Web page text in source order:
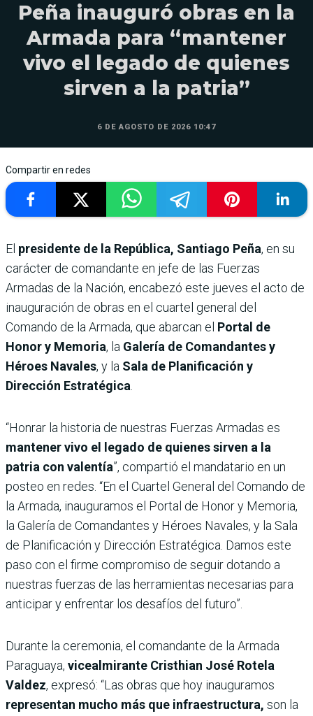
Peña inauguró obras en la
Armada para “mantener
vivo el legado de quienes
sirven a la patria”
6 DE AGOSTO DE 2026 10:47
Compartir en redes
El presidente de la República, Santiago Peña, en su
carácter de comandante en jefe de las Fuerzas
Armadas de la Nación, encabezó este jueves el acto de
inauguración de obras en el cuartel general del
Comando de la Armada, que abarcan el Portal de
Honor y Memoria, la Galería de Comandantes y
Héroes Navales, y la Sala de Planificación y
Dirección Estratégica.
“Honrar la historia de nuestras Fuerzas Armadas es
mantener vivo el legado de quienes sirven a la
patria con valentía”, compartió el mandatario en un
posteo en redes. “En el Cuartel General del Comando de
la Armada, inauguramos el Portal de Honor y Memoria,
la Galería de Comandantes y Héroes Navales, y la Sala
de Planificación y Dirección Estratégica. Damos este
paso con el firme compromiso de seguir dotando a
nuestras fuerzas de las herramientas necesarias para
anticipar y enfrentar los desafíos del futuro”.
Durante la ceremonia, el comandante de la Armada
Paraguaya, vicealmirante Cristhian José Rotela
Valdez, expresó: “Las obras que hoy inauguramos
representan mucho más que infraestructura, son la